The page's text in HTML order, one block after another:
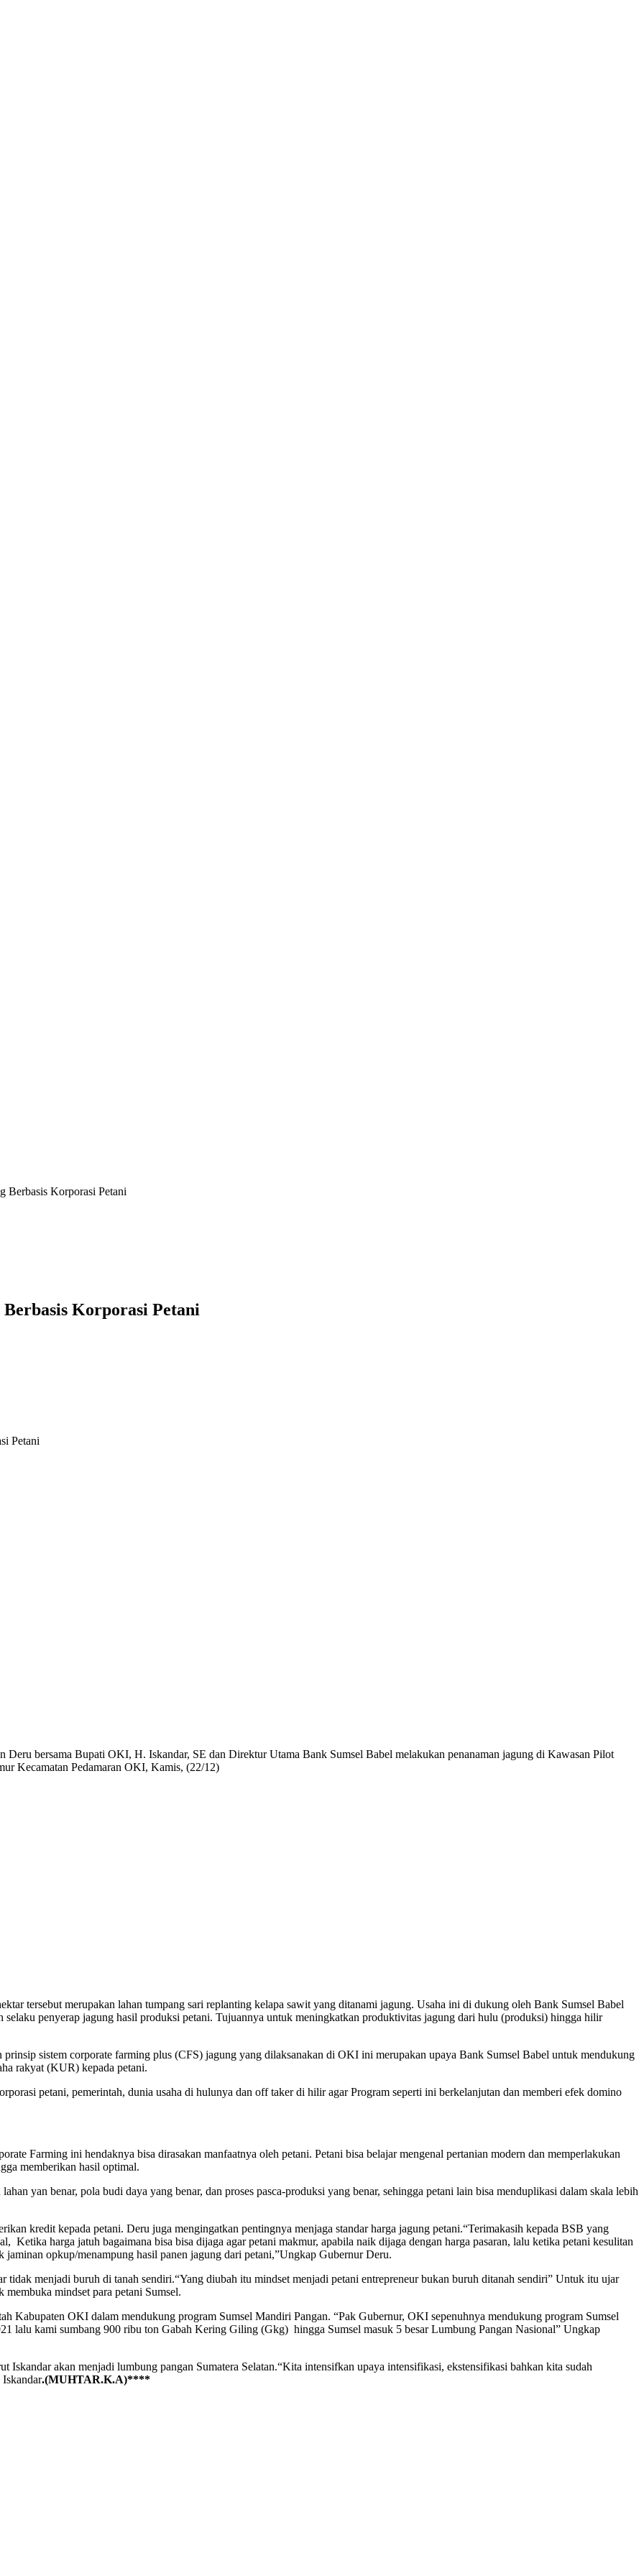
Berbasis Korporasi Petani
Korporasi Petani
Deru bersama Bupati OKI, H. Iskandar, SE dan Direktur Utama Bank Sumsel Babel melakukan penanaman jagung di Kawasan Pilot
Kecamatan Pedamaran OKI, Kamis, (22/12)
tersebut merupakan lahan tumpang sari replanting kelapa sawit yang ditanami jagung. Usaha ini di dukung oleh Bank Sumsel Babel
penyerap jagung hasil produksi petani. Tujuannya untuk meningkatkan produktivitas jagung dari hulu (produksi) hingga hilir
sistem corporate farming plus (CFS) jagung yang dilaksanakan di OKI ini merupakan upaya Bank Sumsel Babel untuk mendukung
rakyat (KUR) kepada petani.
petani, pemerintah, dunia usaha di hulunya dan off taker di hilir agar Program seperti ini berkelanjutan dan memberi efek domino
Farming ini hendaknya bisa dirasakan manfaatnya oleh petani. Petani bisa belajar mengenal pertanian modern dan memperlakukan
memberikan hasil optimal.
yan benar, pola budi daya yang benar, dan proses pasca-produksi yang benar, sehingga petani lain bisa menduplikasi dalam skala lebih
kredit kepada petani. Deru juga mengingatkan pentingnya menjaga standar harga jagung petani.“Terimakasih kepada BSB yang
Ketika harga jatuh bagaimana bisa bisa dijaga agar petani makmur, apabila naik dijaga dengan harga pasaran, lalu ketika petani kesulitan
opkup/menampung hasil panen jagung dari petani,”Ungkap Gubernur Deru.
tidak menjadi buruh di tanah sendiri.“Yang diubah itu mindset menjadi petani entrepreneur bukan buruh ditanah sendiri” Untuk itu ujar
mindset para petani Sumsel.
Kabupaten OKI dalam mendukung program Sumsel Mandiri Pangan. “Pak Gubernur, OKI sepenuhnya mendukung program Sumsel
lalu kami sumbang 900 ribu ton Gabah Kering Giling (Gkg) hingga Sumsel masuk 5 besar Lumbung Pangan Nasional” Ungkap
Iskandar akan menjadi lumbung pangan Sumatera Selatan.“Kita intensifkan upaya intensifikasi, ekstensifikasi bahkan kita sudah
Iskandar.(MUHTAR.K.A)****